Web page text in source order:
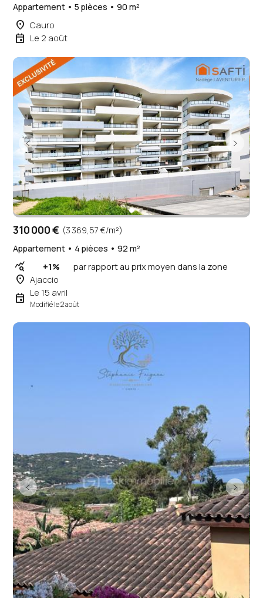
Appartement • 5 pièces • 90 m²
place Cauro
event Le 2 août
310 000 € (3 369,57 €/m²)
Appartement • 4 pièces • 92 m²
query_stats +1% par rapport au prix moyen dans la zone
place Ajaccio
event Le 15 avril
Modifié le 2 août